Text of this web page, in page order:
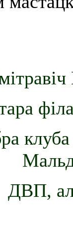
ДВП,